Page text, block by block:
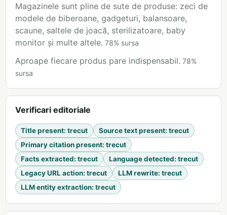
Magazinele sunt pline de sute de produse: zeci de
modele de biberoane, gadgeturi, balansoare,
scaune, saltele de joacă, sterilizatoare, baby
monitor și multe altele. 78% sursa
Aproape fiecare produs pare indispensabil. 78%
sursa
Verificari editoriale
Title present: trecut Source text present: trecut
Primary citation present: trecut
Facts extracted: trecut Language detected: trecut
Legacy URL action: trecut LLM rewrite: trecut
LLM entity extraction: trecut